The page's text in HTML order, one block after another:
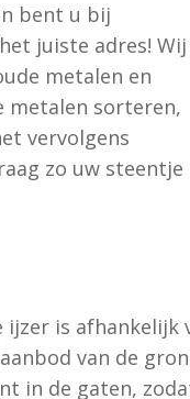
bent u bij
juiste adres! Wij
metalen en
metalen sorteren,
vervolgens
zo uw steentje
is afhankelijk
van de
in de gaten,